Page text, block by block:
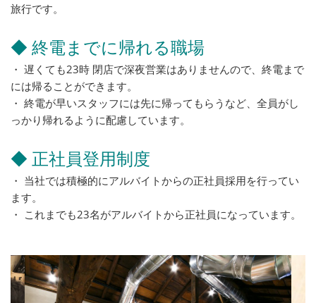
旅行です。
◆ 終電までに帰れる職場
・ 遅くても23時 閉店で深夜営業はありませんので、終電まで
には帰ることができます。
・ 終電が早いスタッフには先に帰ってもらうなど、全員がし
っかり帰れるように配慮しています。
◆ 正社員登用制度
・ 当社では積極的にアルバイトからの正社員採用を行ってい
ます。
・ これまでも23名がアルバイトから正社員になっています。